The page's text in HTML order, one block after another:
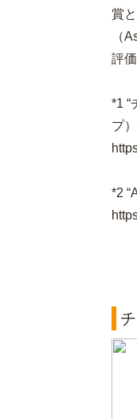
賞
（
評
*1 “
プ）
*2